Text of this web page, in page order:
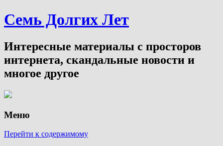
Семь Долгих Лет
Интересные материалы с просторов
интернета, скандальные новости и
многое другое
Меню
Перейти к содержимому